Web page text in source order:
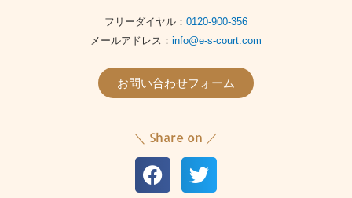
フリーダイヤル： 0120-900-356
メールアドレス： info@e-s-court.com
お問い合わせフォーム
＼ Share on ／